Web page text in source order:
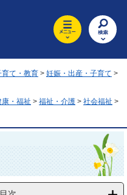
育て・教育 > 妊娠・出産・子育て >
康・福祉 > 福祉・介護 > 社会福祉 >